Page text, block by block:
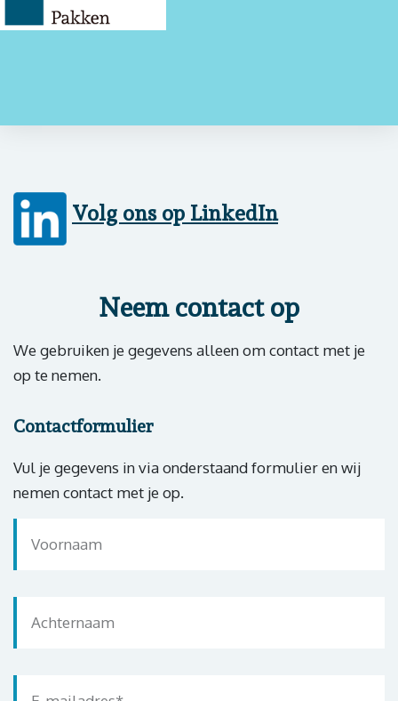
Volg ons op LinkedIn
Neem contact op
We gebruiken je gegevens alleen om contact met je
op te nemen.
Contactformulier
Vul je gegevens in via onderstaand formulier en wij
nemen contact met je op.
Voornaam
Achternaam